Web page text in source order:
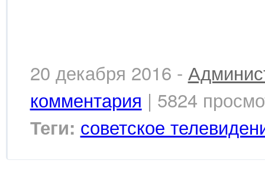
20 декабря 2016 -
комментария | 5824
Теги: советское